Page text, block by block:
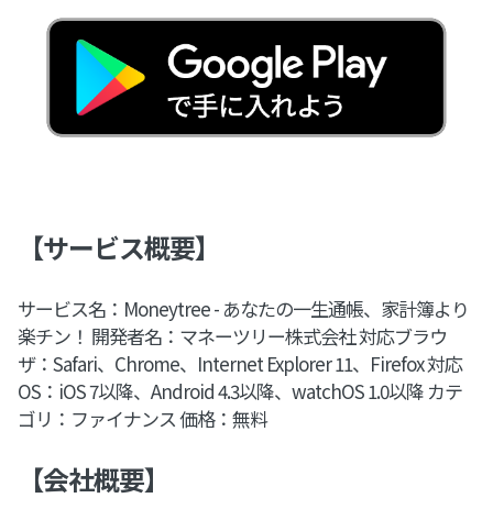
【サービス概要】
サービス名：Moneytree - あなたの一生通帳、家計簿より
楽チン！ 開発者名：マネーツリー株式会社 対応ブラウ
ザ：Safari、Chrome、Internet Explorer 11、Firefox 対応
OS：iOS 7以降、Android 4.3以降、watchOS 1.0以降 カテ
ゴリ：ファイナンス 価格：無料
【会社概要】